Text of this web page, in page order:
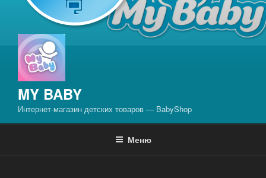
MY BABY
Интернет-магазин детских товаров — BabyShop
Меню